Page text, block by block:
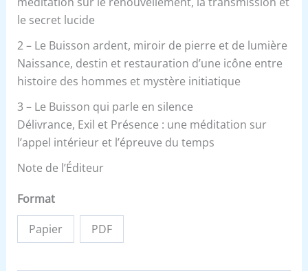
le secret lucide
2 – Le Buisson ardent, miroir de pierre et de lumière
Naissance, destin et restauration d’une icône entre
histoire des hommes et mystère initiatique
3 – Le Buisson qui parle en silence
Délivrance, Exil et Présence : une méditation sur
l’appel intérieur et l’épreuve du temps
Note de l’Éditeur
Format
Papier PDF